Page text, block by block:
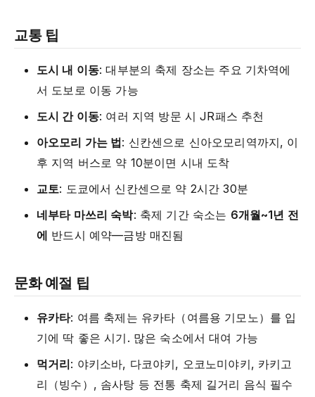
교통 팁
도시 내 이동: 대부분의 축제 장소는 주요 기차역에
서 도보로 이동 가능
도시 간 이동: 여러 지역 방문 시 JR패스 추천
아오모리 가는 법: 신칸센으로 신아오모리역까지, 이
후 지역 버스로 약 10분이면 시내 도착
교토: 도쿄에서 신칸센으로 약 2시간 30분
네부타 마쓰리 숙박: 축제 기간 숙소는 6개월~1년 전
에 반드시 예약—금방 매진됨
문화 예절 팁
유카타: 여름 축제는 유카타（여름용 기모노）를 입
기에 딱 좋은 시기. 많은 숙소에서 대여 가능
먹거리: 야키소바, 다코야키, 오코노미야키, 카키고
리（빙수）, 솜사탕 등 전통 축제 길거리 음식 필수